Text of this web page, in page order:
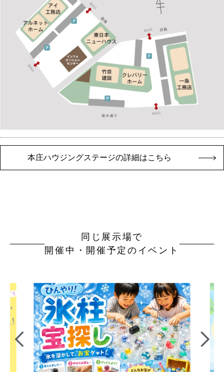
本庄ハウジングステージの詳細はこちら
同じ展示場で
開催中・開催予定のイベント